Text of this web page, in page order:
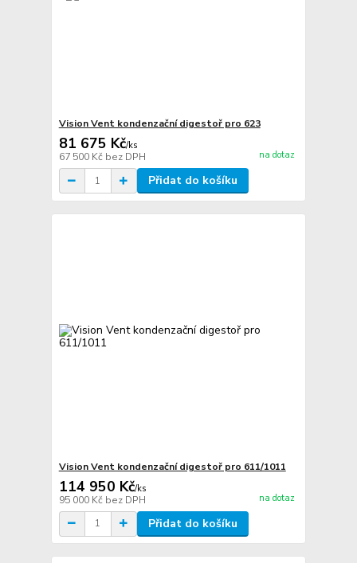
Vision Vent kondenzační digestoř pro 623
81 675 Kč/ks
67 500 Kč bez DPH na dotaz
Přidat do košíku
Vision Vent kondenzační digestoř pro 611/1011
114 950 Kč/ks
95 000 Kč bez DPH na dotaz
Přidat do košíku